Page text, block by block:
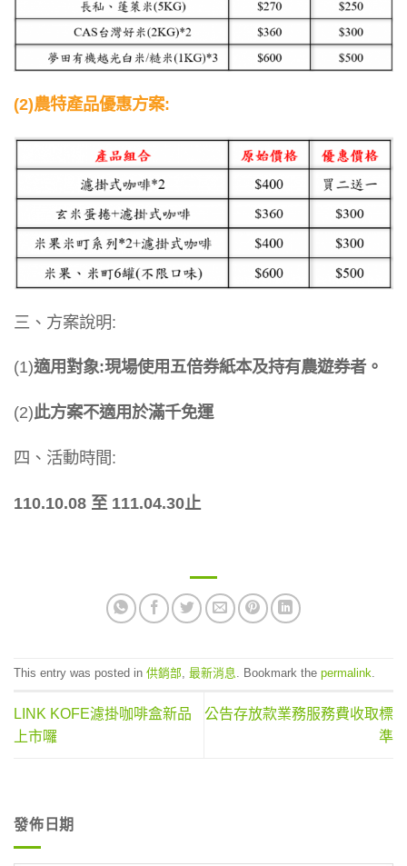
(2)農特產品優惠方案:
三、方案說明:
(1)適用對象:現場使用五倍券紙本及持有農遊券者。
(2)此方案不適用於滿千免運
四、活動時間:
110.10.08 至 111.04.30止
This entry was posted in 供銷部, 最新消息. Bookmark the permalink.
LINK KOFE濾掛咖啡盒新品
上市囉
公告存放款業務服務費收取標
準
發佈日期